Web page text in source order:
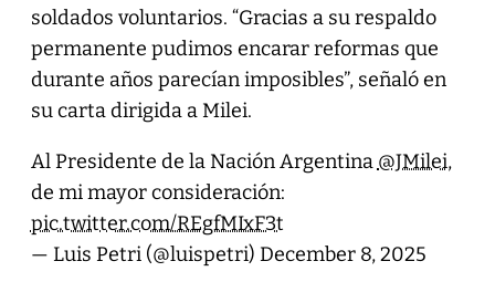
soldados voluntarios. “Gracias a su respaldo
permanente pudimos encarar reformas que
durante años parecían imposibles”, señaló en
su carta dirigida a Milei.
Al Presidente de la Nación Argentina @JMilei,
de mi mayor consideración:
pic.twitter.com/REgfMIxF3t
— Luis Petri (@luispetri) December 8, 2025